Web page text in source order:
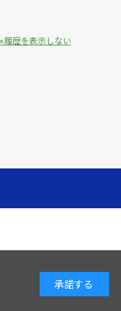
履歴を表示しない
承諾する